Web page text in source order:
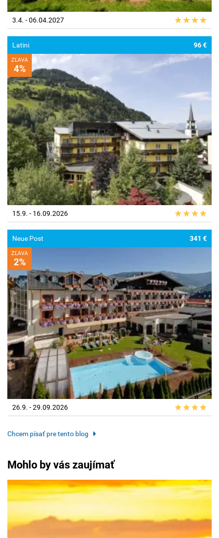
3.4. - 06.04.2027
Latini 96 €
ZĽAVA
4%
15.9. - 16.09.2026
Neue Post 341 €
ZĽAVA
2%
26.9. - 29.09.2026
Chcem písať pre tento blog
Mohlo by vás zaujímať